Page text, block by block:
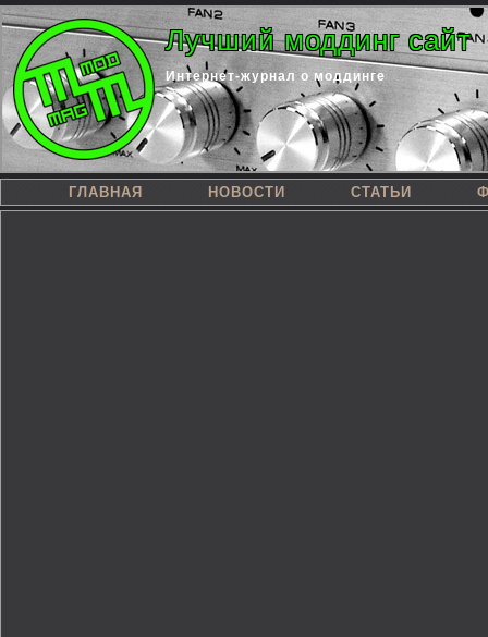
Лучший моддинг сайт
Интернет-журнал о моддинге
ГЛАВНАЯ НОВОСТИ СТАТЬИ